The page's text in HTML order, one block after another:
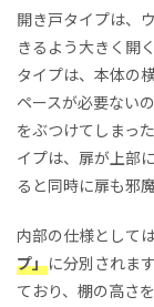
開き戸タイプは、
きるよう大きく開
タイプは、本体の
ペースが必要ない
をぶつけてしまっ
イプは、扉が上部
ると同時に扉も邪
内部の仕様としては
プ」に分別されま
ており、棚の高さ